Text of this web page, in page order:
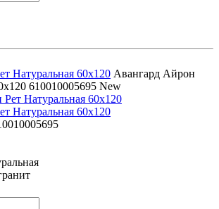
Натуральная 60x120 Авангард Айрон
610010005695 New
Натуральная 60x120